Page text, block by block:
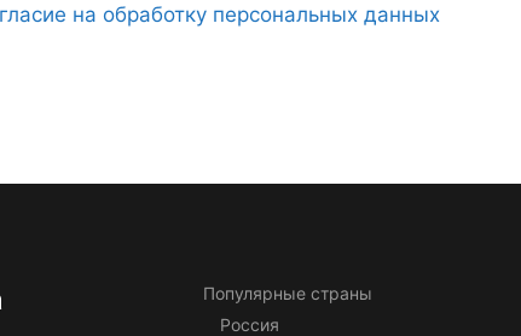
на обработку персональных данных
Популярные страны
Россия